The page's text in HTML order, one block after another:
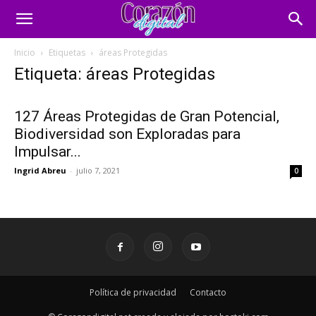
Inicio Etiquetas áreas Protegidas
Etiqueta: áreas Protegidas
127 Áreas Protegidas de Gran Potencial,
Biodiversidad son Exploradas para
Impulsar...
Ingrid Abreu - julio 7, 2021 0
Política de privacidad Contacto